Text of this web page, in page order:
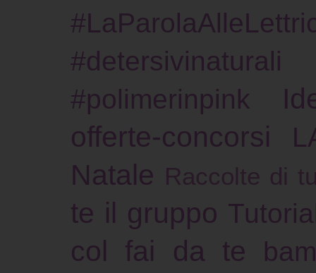
#detersivinaturali
#polimerinpink
offerte-concorsi
Natale Raccolte di
te il gruppo
col fai da te